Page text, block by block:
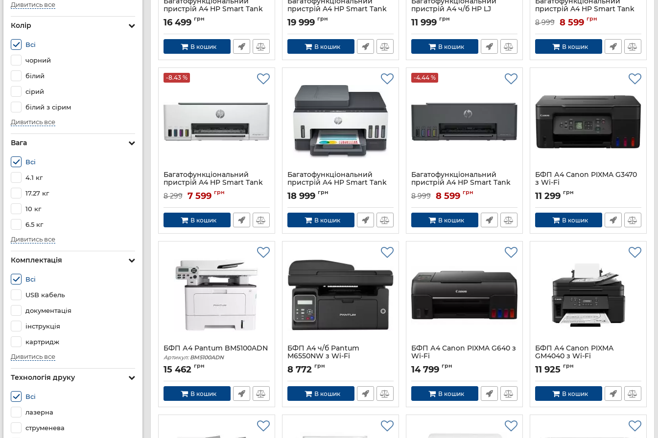
Дивитись все
Колір
Всі
чорний
білий
сірий
білий з сірим
Дивитись все
Вага
Всі
4.1 кг
17.27 кг
10 кг
6.5 кг
Дивитись все
Комплектація
Всі
USB кабель
документація
інструкція
картридж
Дивитись все
Технологія друку
Всі
лазерна
струменева
пристрій A4 HP Smart Tank
725 з Wi-Fi
Артикул: 28B51A
16 499 грн
В кошик
пристрій A4 HP Smart Tank
790 з Wi-Fi
Артикул: 4WF66A
19 999 грн
В кошик
пристрій А4 ч/б HP LJ
M236dw з Wi-Fi
Артикул:
11 999 грн
В кошик
пристрій A4 HP Smart Tank
Артикул: 1F3Y2A
8 999 8 599 грн
В кошик
-8.43 %
Багатофункціональний
пристрій A4 HP Smart Tank
Артикул: 1F3W2A
8 299 7 599 грн
В кошик
Багатофункціональний
пристрій A4 HP Smart Tank
750 з Wi-Fi
Артикул: 6UU47A
18 999 грн
В кошик
-4.44 %
Багатофункціональний
пристрій A4 HP Smart Tank
Артикул: 4A8D4A
8 999 8 599 грн
В кошик
БФП А4 Canon PIXMA G3470
з Wi-Fi
Артикул: 5805C009
11 299 грн
В кошик
БФП А4 Pantum BM5100ADN
Артикул: BM5100ADN
15 462 грн
В кошик
БФП A4 ч/б Pantum
M6550NW з Wi-Fi
Артикул: M6550NW
8 772 грн
В кошик
БФП А4 Canon PIXMA G640 з
Wi-Fi
Артикул: 4620C009
14 799 грн
В кошик
БФП А4 Canon PIXMA
GM4040 з Wi-Fi
Артикул: 3111C009
11 925 грн
В кошик